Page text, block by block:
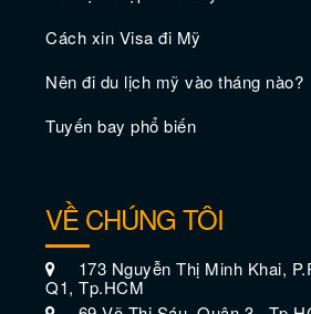
Kinh nghiệm du lịch
phủ đầu tiên của
Cách xin Visa đi Mỹ
Nên đi du lịch mỹ vào tháng nào?
Tuyến bay phổ biến
VỀ CHÚNG TÔI
173 Nguyễn Thị Minh Khai,
Q1, Tp.HCM